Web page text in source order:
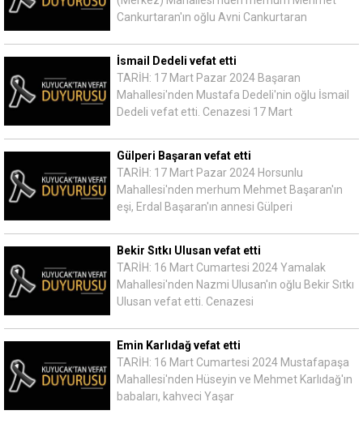
Cankurtaran'ın oğlu Avni Cankurtaran
İsmail Dedeli vefat etti
TARİH: 17 Mart Pazar 2024 Başaran
Mahallesi'nden Mustafa Dedeli'nin oğlu İsmail
Dedeli vefat etti. Cenazesi 17 Mart
Gülperi Başaran vefat etti
TARİH: 17 Mart Pazar 2024 Horsunlu
Mahallesi'nden merhum Mehmet Başaran'ın
eşi, Erdal Başaran'ın annesi Gülperi
Bekir Sıtkı Ulusan vefat etti
TARİH: 16 Mart Cumartesi 2024 Yamalak
Mahallesi'nden Nazmi Ulusan'ın oğlu Bekir Sıtkı
Ulusan vefat etti. Cenazesi
Emin Karlıdağ vefat etti
TARİH: 16 Mart Cumartesi 2024 Mustafapaşa
Mahallesi'nden Hüseyin ve Mehmet Karlıdağ'ın
babaları, kahveci Yaşar